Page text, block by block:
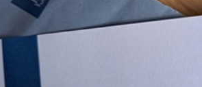
Overheidsaccountants